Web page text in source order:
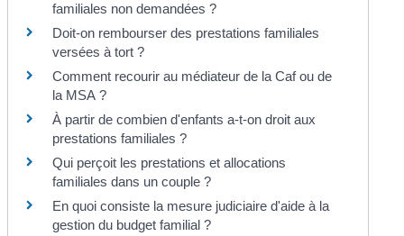
familiales non demandées ?
Doit-on rembourser des prestations familiales
versées à tort ?
Comment recourir au médiateur de la Caf ou de
la MSA ?
À partir de combien d'enfants a-t-on droit aux
prestations familiales ?
Qui perçoit les prestations et allocations
familiales dans un couple ?
En quoi consiste la mesure judiciaire d'aide à la
gestion du budget familial ?